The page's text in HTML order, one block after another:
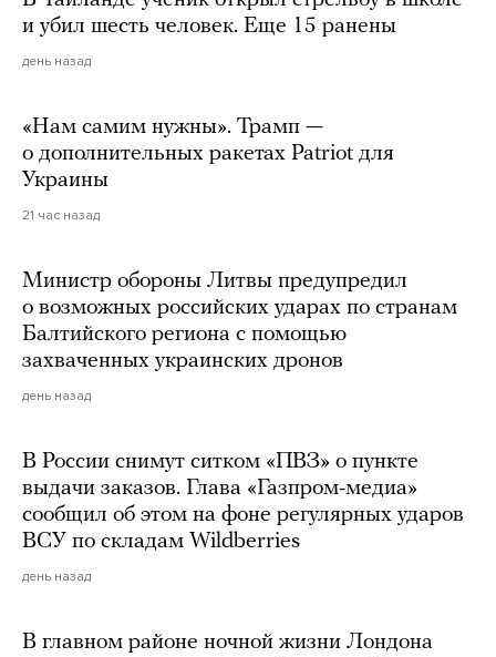
и убил шесть человек. Еще 15 ранены
день назад
«Нам самим нужны». Трамп —
о дополнительных ракетах Patriot для
Украины
21 час назад
Министр обороны Литвы предупредил
о возможных российских ударах по странам
Балтийского региона с помощью
захваченных украинских дронов
день назад
В России снимут ситком «ПВЗ» о пункте
выдачи заказов. Глава «Газпром-медиа»
сообщил об этом на фоне регулярных ударов
ВСУ по складам Wildberries
день назад
В главном районе ночной жизни Лондона